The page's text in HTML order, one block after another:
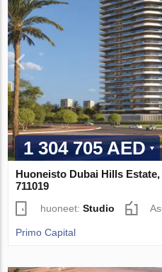
1 304 705 AED
Huoneisto Dubai Hills
711019
huoneet:Studio
Primo Capital